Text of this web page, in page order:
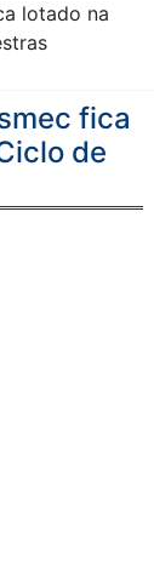
lotado na
fica
de